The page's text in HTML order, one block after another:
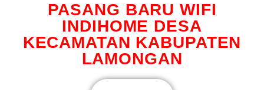
PASANG BARU WIFI
INDIHOME DESA
KECAMATAN KABUPATEN
LAMONGAN